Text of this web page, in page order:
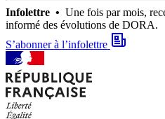
Infolettre • Une fois par mois,
informé des évolutions de DORA.
S’abonner à l’infolettre